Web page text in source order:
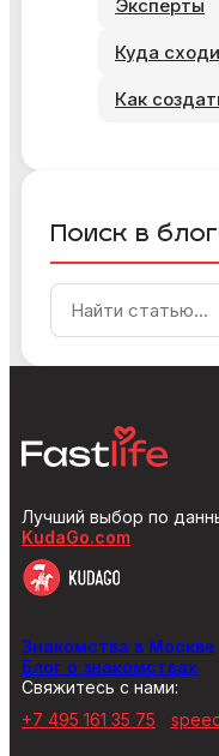
Эксперты
Куда
Как
Поиск в
Лучший выбор по
KudaGo.com
Знакомства в Москве
Блог о знакомствах
Свяжитесь с нами:
+7 495 161 35 75